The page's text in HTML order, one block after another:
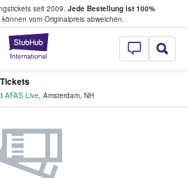
seit 2009. Jede Bestellung ist 100%
vom Originalpreis abweichen.
StubHub - Wo
& verkaufen
AFAS Live, Amsterdam, NH